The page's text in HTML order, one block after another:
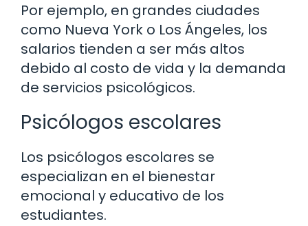
Por ejemplo, en grandes ciudades
como Nueva York o Los Ángeles, los
salarios tienden a ser más altos
debido al costo de vida y la demanda
de servicios psicológicos.
Psicólogos escolares
Los psicólogos escolares se
especializan en el bienestar
emocional y educativo de los
estudiantes.